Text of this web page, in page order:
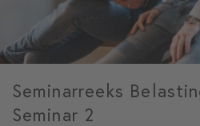
Seminarreeks
Seminar 2